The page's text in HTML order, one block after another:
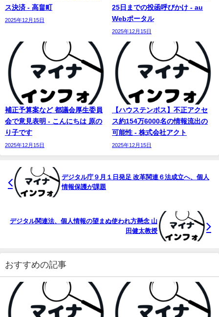
ス決済 - 高畠町
2025年12月15日
25日までの投函呼びかけ - au
Webポータル
2025年12月15日
補正予算案など 都議会厚生委員
会で意見表明 - こんにちは 原の
り子です
2025年12月15日
【ハウステンボス】不正アクセ
ス約154万6000名の情報流出の
可能性 - 株式会社アクト
2025年12月15日
デジタル庁９月１日発足 改革関連６法成立へ、個人
情報保護が課題
デジタル関連法、個人情報の望まぬ使われ方懸念 山
田健太教授
おすすめの記事